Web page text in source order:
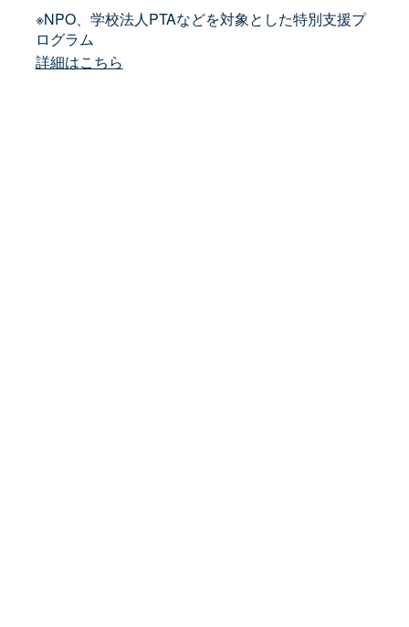
※NPO、学校法人PTAなどを対象とした特別支援プ
ログラム
詳細はこちら